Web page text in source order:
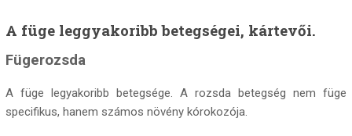
A füge leggyakoribb betegségei, kártevői.
Fügerozsda
A füge legyakoribb betegsége. A rozsda betegség nem füge
specifikus, hanem számos növény kórokozója.